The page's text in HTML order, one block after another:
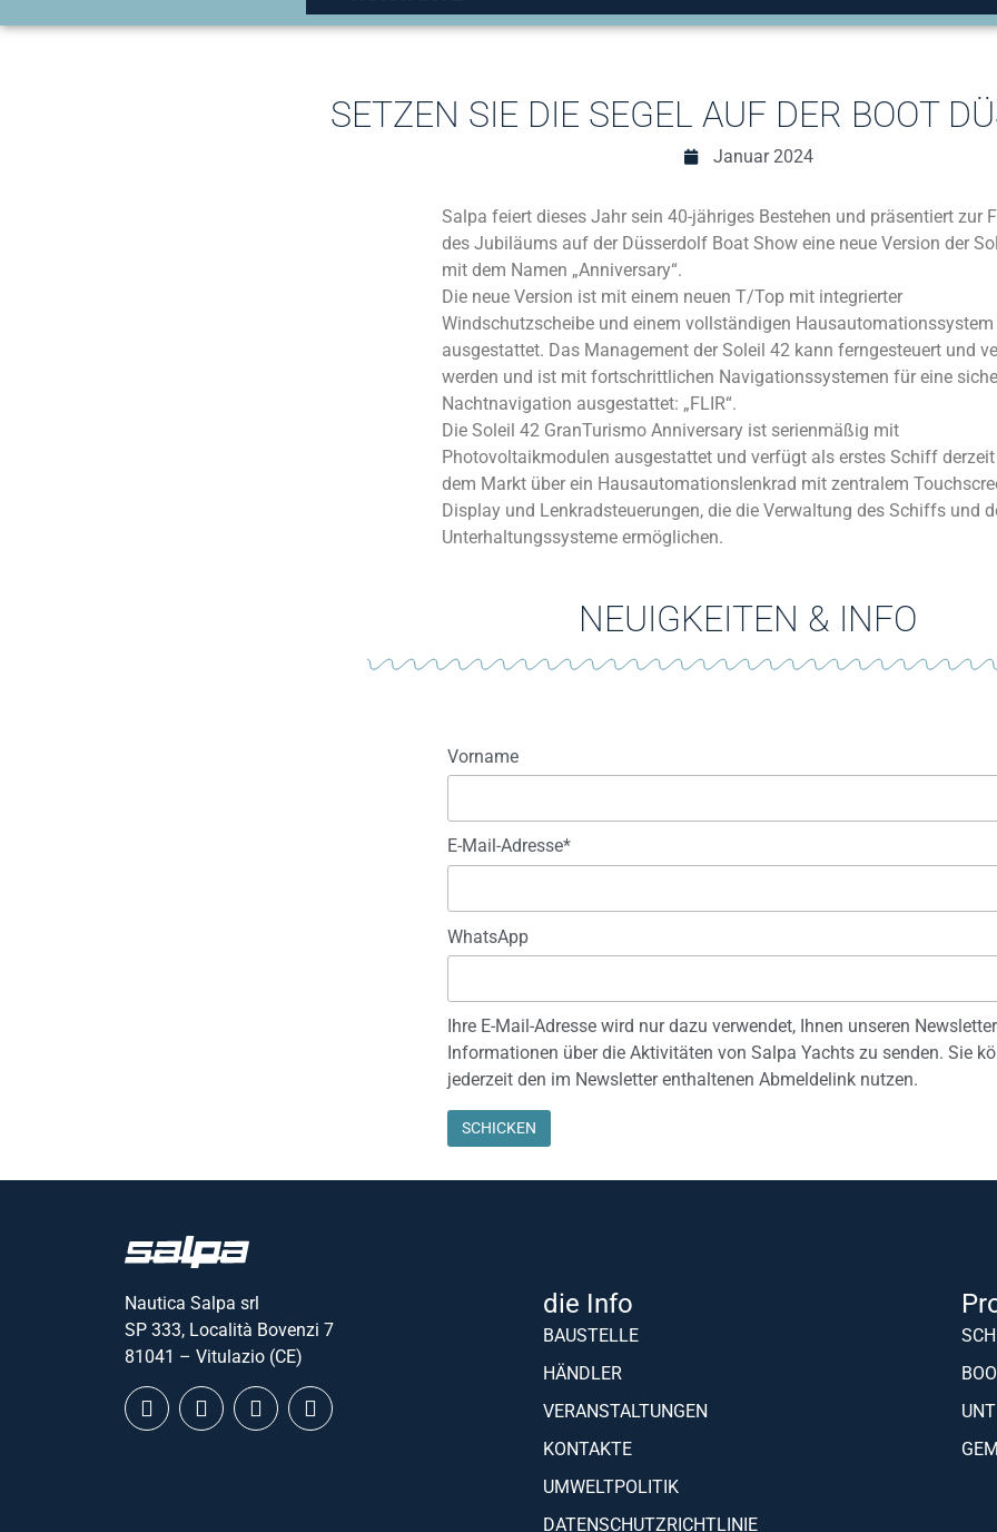
SETZEN SIE DIE SEGEL AUF DER BOOT
Januar 2024
Salpa feiert dieses Jahr sein 40-jähriges Bestehen und präsentiert zur
des Jubiläums auf der Düsserdolf Boat Show eine neue Version der
mit dem Namen „Anniversary“.
Die neue Version ist mit einem neuen T/Top mit integrierter
Windschutzscheibe und einem vollständigen Hausautomationssystem
ausgestattet. Das Management der Soleil 42 kann ferngesteuert und
werden und ist mit fortschrittlichen Navigationssystemen für eine
Nachtnavigation ausgestattet: „FLIR“.
Die Soleil 42 GranTurismo Anniversary ist serienmäßig mit
Photovoltaikmodulen ausgestattet und verfügt als erstes Schiff
dem Markt über ein Hausautomationslenkrad mit zentralem
Display und Lenkradsteuerungen, die die Verwaltung des Schiffs und
Unterhaltungssysteme ermöglichen.
NEUIGKEITEN & INFO
Vorname
E-Mail-Adresse*
WhatsApp
Ihre E-Mail-Adresse wird nur dazu verwendet, Ihnen unseren
Informationen über die Aktivitäten von Salpa Yachts zu senden. Sie
jederzeit den im Newsletter enthaltenen Abmeldelink nutzen.
Nautica Salpa srl
SP 333, Località Bovenzi 7
81041 – Vitulazio (CE)
die Info
BAUSTELLE
HÄNDLER
VERANSTALTUNGEN
KONTAKTE
UMWELTPOLITIK
DATENSCHUTZRICHTLINIE